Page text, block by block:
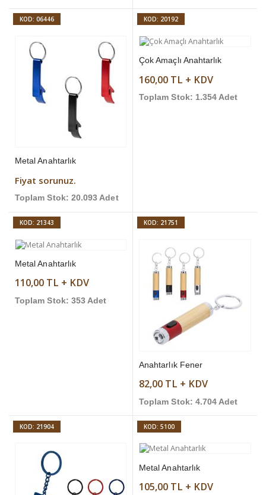
KOD: 06446
Metal Anahtarlık
Fiyat sorunuz.
Toplam Stok: 20.093 Adet
KOD: 20192
Çok Amaçlı Anahtarlık
160,00 TL + KDV
Toplam Stok: 1.354 Adet
KOD: 21343
Metal Anahtarlık
110,00 TL + KDV
Toplam Stok: 353 Adet
KOD: 21751
Anahtarlık Fener
82,00 TL + KDV
Toplam Stok: 4.704 Adet
KOD: 21904 KOD: 5100
Metal Anahtarlık
105,00 TL + KDV